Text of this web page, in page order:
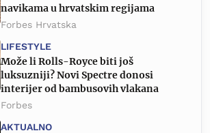
navikama u hrvatskim regijama
Forbes Hrvatska
LIFESTYLE
Može li Rolls-Royce biti još
luksuzniji? Novi Spectre donosi
interijer od bambusovih vlakana
Forbes
AKTUALNO